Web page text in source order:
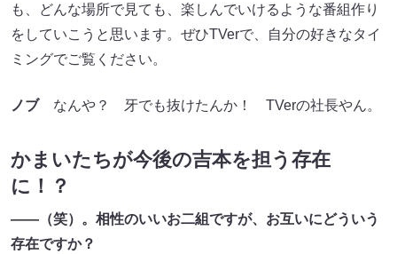
も、どんな場所で見ても、楽しんでいけるような番組作り
をしていこうと思います。ぜひTVerで、自分の好きなタイ
ミングでご覧ください。
ノブなんや？ 牙でも抜けたんか！ TVerの社長やん。
かまいたちが今後の吉本を担う存在
に！？
――（笑）。相性のいいお二組ですが、お互いにどういう
存在ですか？